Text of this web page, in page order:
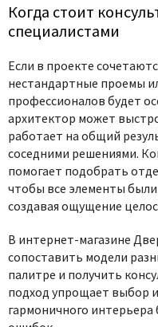
Когда стоит
специалистами
Если в проекте
нестандартные проемы
профессионалов будет
архитектор может
работает на общий
соседними решениями.
помогает подобрать
чтобы все элементы
создавая ощущение
В интернет-магазине
сопоставить модели
палитре и получить
подход упрощает выбор
гармоничного